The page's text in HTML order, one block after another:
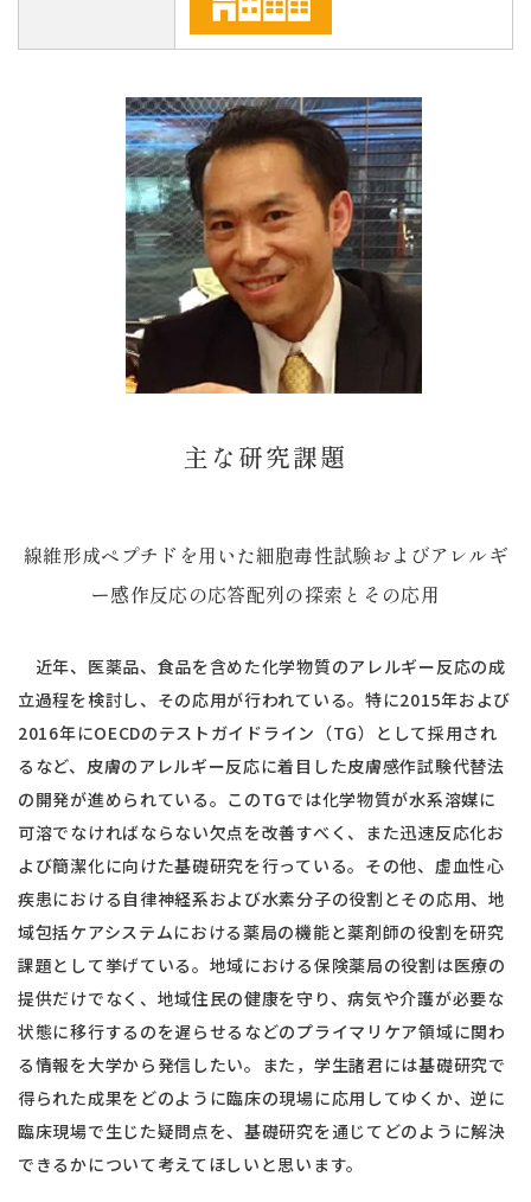
主な研究課題
線維形成ペプチドを用いた細胞毒性試験およびアレルギ
ー感作反応の応答配列の探索とその応用
近年、医薬品、食品を含めた化学物質のアレルギー反応の成
立過程を検討し、その応用が行われている。特に2015年および
2016年にOECDのテストガイドライン（TG）として採用され
るなど、皮膚のアレルギー反応に着目した皮膚感作試験代替法
の開発が進められている。このTGでは化学物質が水系溶媒に
可溶でなければならない欠点を改善すべく、また迅速反応化お
よび簡潔化に向けた基礎研究を行っている。その他、虚血性心
疾患における自律神経系および水素分子の役割とその応用、地
域包括ケアシステムにおける薬局の機能と薬剤師の役割を研究
課題として挙げている。地域における保険薬局の役割は医療の
提供だけでなく、地域住民の健康を守り、病気や介護が必要な
状態に移行するのを遅らせるなどのプライマリケア領域に関わ
る情報を大学から発信したい。また，学生諸君には基礎研究で
得られた成果をどのように臨床の現場に応用してゆくか、逆に
臨床現場で生じた疑問点を、基礎研究を通じてどのように解決
できるかについて考えてほしいと思います。